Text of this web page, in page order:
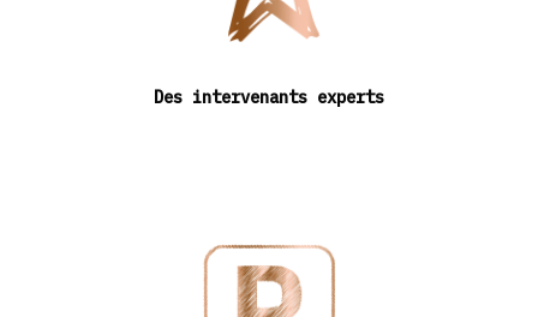
Des intervenants experts